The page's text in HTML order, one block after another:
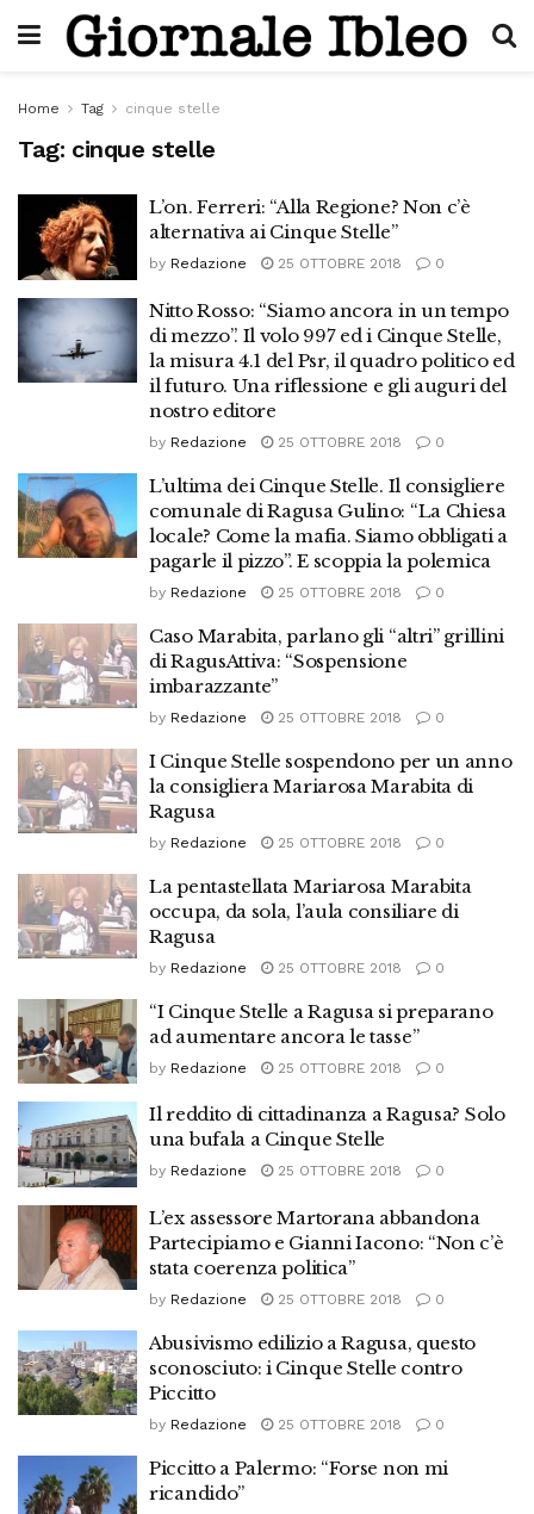
Home Tag cinque stelle
Tag: cinque stelle
L’on. Ferreri: “Alla Regione? Non c’è
alternativa ai Cinque Stelle”
by Redazione 25 OTTOBRE 2018 0
Nitto Rosso: “Siamo ancora in un tempo
di mezzo”. Il volo 997 ed i Cinque Stelle,
la misura 4.1 del Psr, il quadro politico ed
il futuro. Una riflessione e gli auguri del
nostro editore
by Redazione 25 OTTOBRE 2018 0
L’ultima dei Cinque Stelle. Il consigliere
comunale di Ragusa Gulino: “La Chiesa
locale? Come la mafia. Siamo obbligati a
pagarle il pizzo”. E scoppia la polemica
by Redazione 25 OTTOBRE 2018 0
Caso Marabita, parlano gli “altri” grillini
di RagusAttiva: “Sospensione
imbarazzante”
by Redazione 25 OTTOBRE 2018 0
I Cinque Stelle sospendono per un anno
la consigliera Mariarosa Marabita di
Ragusa
by Redazione 25 OTTOBRE 2018 0
La pentastellata Mariarosa Marabita
occupa, da sola, l’aula consiliare di
Ragusa
by Redazione 25 OTTOBRE 2018 0
“I Cinque Stelle a Ragusa si preparano
ad aumentare ancora le tasse”
by Redazione 25 OTTOBRE 2018 0
Il reddito di cittadinanza a Ragusa? Solo
una bufala a Cinque Stelle
by Redazione 25 OTTOBRE 2018 0
L’ex assessore Martorana abbandona
Partecipiamo e Gianni Iacono: “Non c’è
stata coerenza politica”
by Redazione 25 OTTOBRE 2018 0
Abusivismo edilizio a Ragusa, questo
sconosciuto: i Cinque Stelle contro
Piccitto
by Redazione 25 OTTOBRE 2018 0
Piccitto a Palermo: “Forse non mi
ricandido”